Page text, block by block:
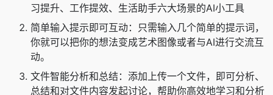
习提升、工作提效、生活助手六大场景的AI小工具
简单输入提示即可互动：只需输入几个简单的提示词，
你就可以把你的想法变成艺术图像或者与AI进行交流互
动。
文件智能分析和总结：添加上传一个文件，即可分析、
总结和对文件内容发起讨论，帮助你高效地学习和分析